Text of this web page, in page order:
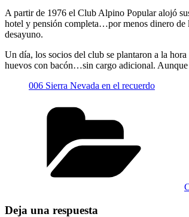
A partir de 1976 el Club Alpino Popular alojó
hotel y pensión completa…por menos dinero de
desayuno.
Un día, los socios del club se plantaron a la
huevos con bacón…sin cargo adicional.
006 Sierra Nevada en el recuerdo
Deja una respuesta